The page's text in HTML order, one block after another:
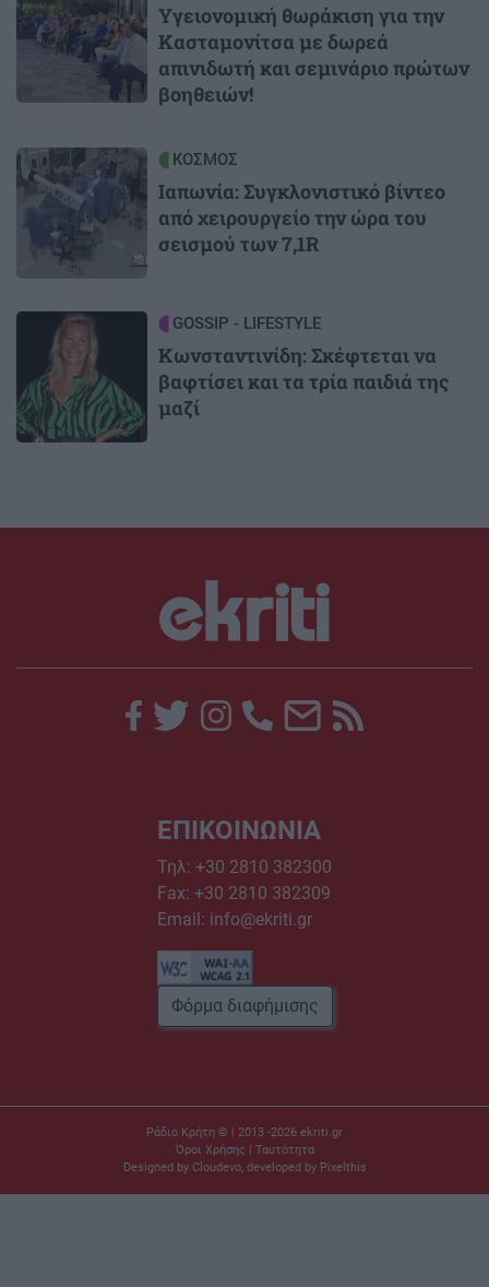
Υγειονομική θωράκιση για την
Κασταμονίτσα με δωρεά
απινιδωτή και σεμινάριο πρώτων
βοηθειών!
Image ΚΟΣΜΟΣ
Ιαπωνία: Συγκλονιστικό βίντεο
από χειρουργείο την ώρα του
σεισμού των 7,1R
Image GOSSIP - LIFESTYLE
Κωνσταντινίδη: Σκέφτεται να
βαφτίσει και τα τρία παιδιά της
μαζί
ΕΠΙΚΟΙΝΩΝΙΑ
Τηλ: +30 2810 382300
Fax: +30 2810 382309
Email: info@ekriti.gr
Φόρμα διαφήμισης
Ράδιο Κρήτη © | 2013 -2026 ekriti.gr
Όροι Χρήσης | Ταυτότητα
Designed by Cloudevo, developed by Pixelthis